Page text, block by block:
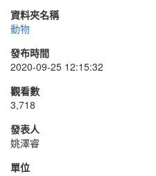
資料夾名稱
動物
發布時間
2020-09-25 12:15:32
觀看數
3,718
發表人
姚澤睿
單位